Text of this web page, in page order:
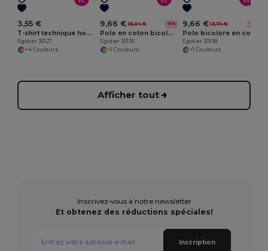
3,55 €
T-shirt technique homme
Egotier 30127
+4 Couleurs
9,66 € 15,04 € -36%
Polo en coton bicolore pour homme. Couleur blanche
Egotier 30136
+1 Couleurs
9,66 € 13,74 € -30%
Egotier 30138
+1 Couleurs
Afficher tout
Inscrivez-vous à notre newsletter
Et obtenez des réductions spéciales!
Inscription